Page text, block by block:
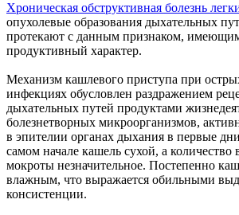
Хроническая обструктивная болезнь
опухолевые образования дыхательных
протекают с данным признаком,
продуктивный характер.
Механизм кашлевого приступа при
инфекциях обусловлен раздражением
дыхательных путей продуктами
болезнетворных микроорганизмов,
в эпителии органах дыхания в первые
самом начале кашель сухой, а количество
мокроты незначительное. Постепенно
влажным, что выражается обильными
консистенции.